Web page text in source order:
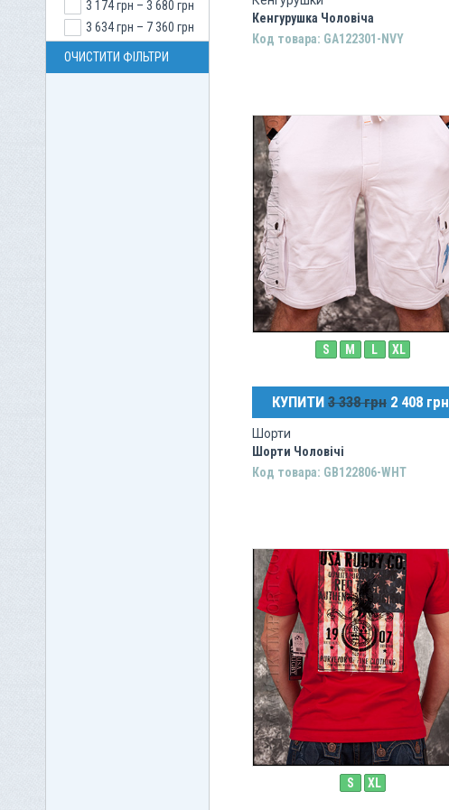
Кенгурушка Чоловіча
Код товара: GA122301-NVY
S M L XL
КУПИТИ 3 338 грн 2 408 грн
Шорти
Шорти Чоловічі
Код товара: GB122806-WHT
S XL
3 174 грн – 3 680 грн
3 634 грн – 7 360 грн
ОЧИСТИТИ ФІЛЬТРИ